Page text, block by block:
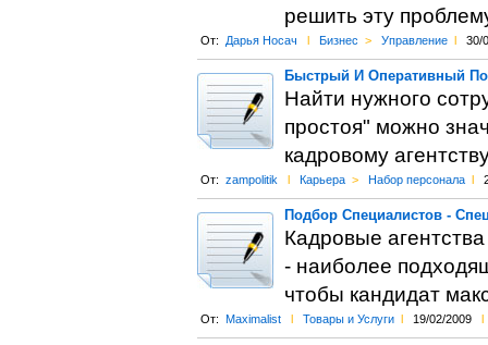
решить эту
От: Дарья Носач l Бизнес > Управление l 30/
Быстрый И Оперативный
Найти нужного
простоя" можно
кадровому
От: zampolitik l Карьера > Набор персонала l
Подбор Специалистов -
Кадровые
- наиболее
чтобы кандидат
От: Maximalist l Товары и Услуги l 19/02/2009 l